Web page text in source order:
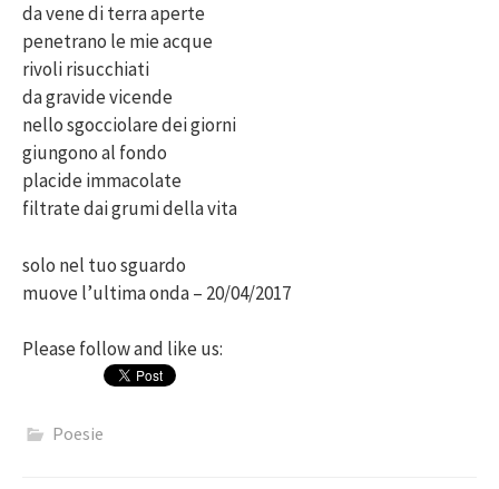
da vene di terra aperte
penetrano le mie acque
rivoli risucchiati
da gravide vicende
nello sgocciolare dei giorni
giungono al fondo
placide immacolate
filtrate dai grumi della vita
solo nel tuo sguardo
muove l’ultima onda – 20/04/2017
Please follow and like us:
Poesie